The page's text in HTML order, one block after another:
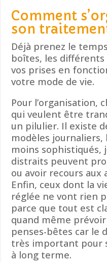
Comment
son
Déjà prenez le
boîtes, les différents
vos prises en
votre mode de vie.
Pour l’organisation,
qui veulent être
un pilulier. Il existe
modèles journaliers,
moins sophistiqués,
distraits peuvent
ou avoir recours aux
Enfin, ceux dont la
réglée ne vont rien
parce que tout est
quand même
penses-bêtes car le
très important pour
à long terme.